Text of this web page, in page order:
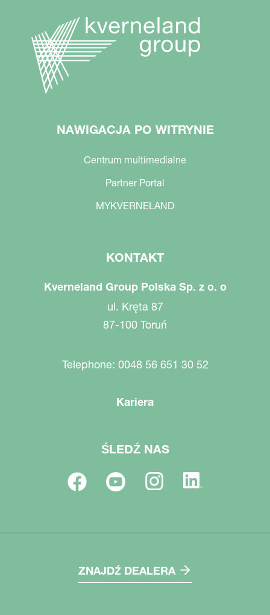
NAWIGACJA PO WITRYNIE
Centrum multimedialne
Partner Portal
MYKVERNELAND
KONTAKT
Kverneland Group Polska Sp. z o. o
ul. Kręta 87
87-100 Toruń
Telephone: 0048 56 651 30 52
Kariera
ŚLEDŹ NAS
ZNAJDŹ DEALERA